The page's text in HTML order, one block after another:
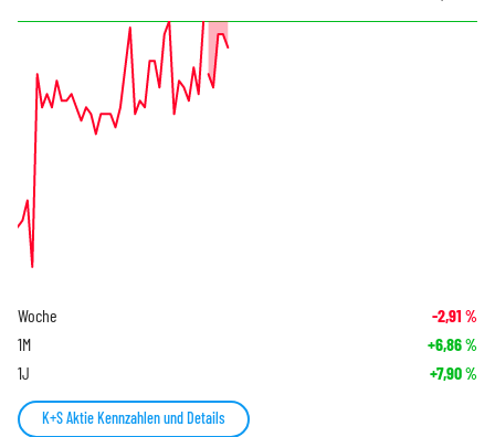
Woche -2,91 %
1M +6,86%
1J +7,90%
K+S Aktie Kennzahlen und Details